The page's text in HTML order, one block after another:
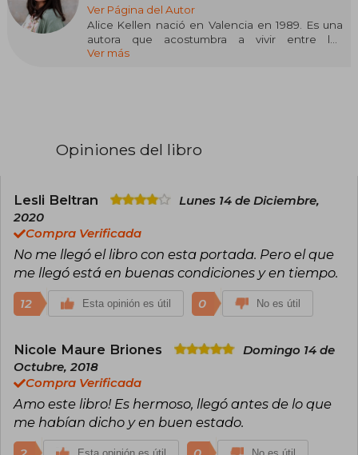
Ver Página del Autor
Alice Kellen nació en Valencia en 1989. Es una
autora que acostumbra a vivir entre los
personajes, las escenas y las emociones que
ocurra: Todo lo que nunca fuimos y Todo lo que
chocolate y a las visitas interminables a librerías.
Ver más
Opiniones del libro
Lesli Beltran
Lunes 14 de Diciembre,
2020
Compra Verificada
No me llegó el libro con esta portada. Pero el que
me llegó está en buenas condiciones y en tiempo.
12 Esta opinión es útil 0 No es útil
Nicole Maure Briones
Domingo 14 de
Octubre, 2018
Compra Verificada
Amo este libro! Es hermoso, llegó antes de lo que
me habían dicho y en buen estado.